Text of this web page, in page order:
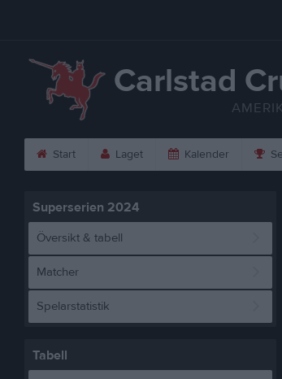
Carlstad
Start Laget Kalender
Superserien 2024
Översikt & tabell
Matcher
Spelarstatistik
Tabell